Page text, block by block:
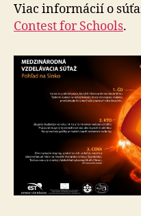
Viac informácií o
Contest for Schools.